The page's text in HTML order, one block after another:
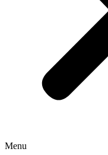
Menu